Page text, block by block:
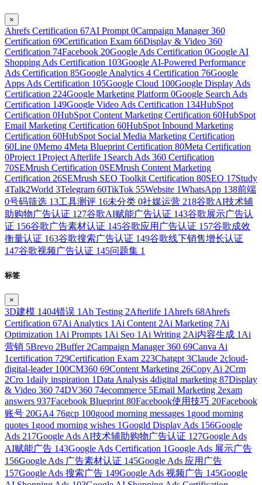
×
Ahrefs Certification 67AI Prompt 0Campaign Manager 360
Certification 69Certification Exam 66Display & Video 360
Certification 74Facebook 20Google Ads Certification 0Google AI
Shopping Ads Certification 103Google AI-Powered Performance
Ads Certification 85Google Analytics 4 Certification 76Google
Apps Ads Certification 105Google Cloud 100Google Display Ads
Certification 224Google Marketing Platform 0Google Search Ads
Certification 149Google Video Ads Certification 134HubSpot
Certification 0HubSpot Content Marketing Certification 60HubSpot
Email Marketing Certification 60HubSpot Inbound Marketing
Certification 60HubSpot Social Media Marketing Certification
60Line 0Memo 4Meta Blueprint Certification 80Meta Certification
0Project 1Project Afterlife 1 Search Ads 360 Certification
70SEMrush Certification 0SEMrush Content Marketing
Certification 26SEMrush SEO Toolkit Certification 80SEO 17Study
4Talk2World 3Telegram 60TikTok 55Website 1WhatsApp 138前端
0号码筛选 13工具测评 16未分类 0社媒运营 218谷歌AI技术辅
助购物广告认证 127谷歌AI赋能广告认证 143谷歌展示广告认
证 156谷歌广告素材认证 145谷歌应用广告认证 157谷歌成效
衡量认证 163谷歌搜索广告认证 149谷歌线下销售增长认证
147谷歌视频广告认证 145问题集 1
标签
×
3D建模 1404错误 1 Ab Testing 2Afterlife 1 Ahrefs 68Ahrefs
Certification 67Ai Analytics 1 Ai Content 2Ai Marketing 7Ai
Optimization 1 Ai Prompts 1 Ai Seo 1 Ai Writing 2Ai内容生成 1 Ai
营销 5Brevo 2Buffer 2Campaign Manager 360 69Canva Ai
1certification 729Certification Exam 223Chatgpt 3Claude 2cloud-
digital-leader 100CM360 69Content Marketing 26Copy Ai 2Crm
2Cro 1daily inspiration 1Data Analysis 4digital marketing 87Display
& Video 360 74DV360 74ecommerce 5Email Marketing 2exam
answers 937Facebook Blueprint 80Facebook使用技巧 20Facebook
账号 20GA4 76gcp 100good morning messages 1 good morning
quotes 1 good morning wishes 1Googld Display Ads 156Google
Ads 217Google Ads AI技术辅助购物广告认证 127Google Ads
AI赋能广告 143Google Ads Certification 1Google Ads 展示广告
156Google Ads 广告素材认证 145Google Ads 应用广告
157Google Ads 搜索广告 149Google Ads 视频广告 145Google